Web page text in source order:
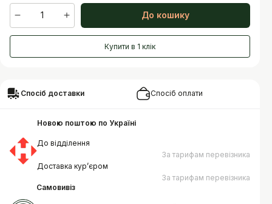
1 До кошику
Купити в 1 клік
Спосіб доставки Спосіб оплати
Новою поштою по Україні
До відділення
За тарифам перевізника
Доставка курʼєром
За тарифам перевізника
Самовивіз